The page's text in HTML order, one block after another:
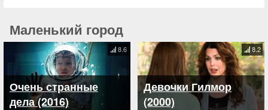
Маленький город
Очень странные
дела (2016)
8.6
Девочки Гилмор
(2000)
8.2